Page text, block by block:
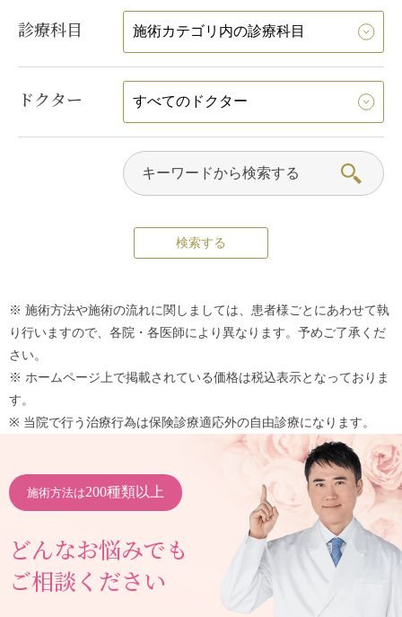
診療科目
ドクター
※ 施術方法や施術の流れに関しましては、患者様ごとにあわせて執
り行いますので、各院・各医師により異なります。予めご了承くだ
さい。
※ ホームページ上で掲載されている価格は税込表示となっておりま
す。
※ 当院で行う治療行為は保険診療適応外の自由診療になります。
施術方法は200種類以上
どんなお悩みでも
ご相談ください